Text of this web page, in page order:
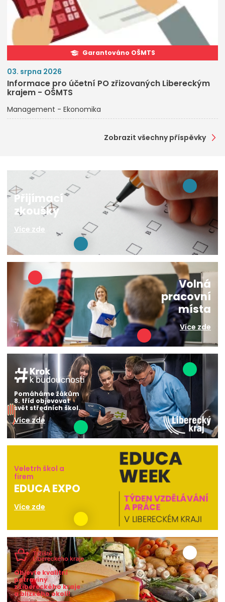
Garantováno OŠMTS
03. srpna 2026
Informace pro účetní PO zřizovaných Libereckým
krajem - OŠMTS
Management - Ekonomika
Zobrazit všechny příspěvky
Přijímací
zkoušky
Více zde
Volná
pracovní
místa
Více zde
Pomáháme žákům
8. tříd objevovat
svět středních škol.
Více zde
Veletrh škol a
firem
EDUCA EXPO
Více zde
Objevte kvalitní
potraviny
z Libereckého kraje
a blízkého okolí!